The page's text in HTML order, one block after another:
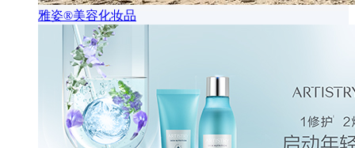
雅姿®美容化妆品